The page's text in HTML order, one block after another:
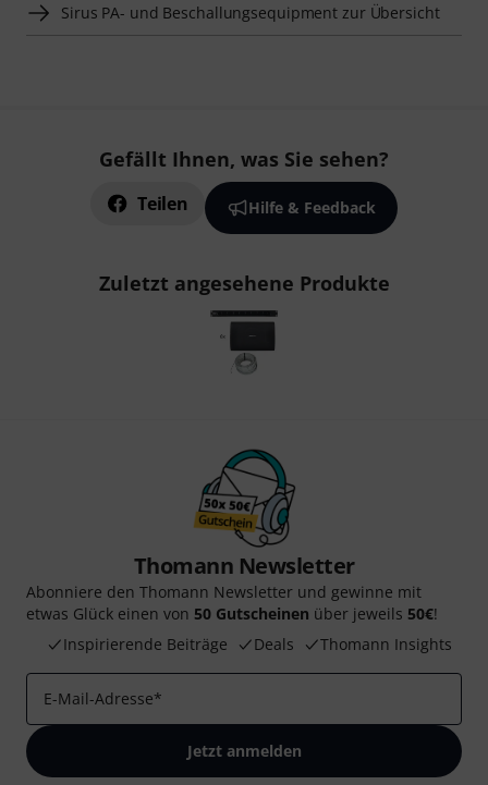
Sirus PA- und Beschallungsequipment zur Übersicht
Gefällt Ihnen, was Sie sehen?
Teilen Hilfe & Feedback
Zuletzt angesehene Produkte
Thomann Newsletter
Abonniere den Thomann Newsletter und gewinne mit
etwas Glück einen von 50 Gutscheinen über jeweils 50€!
Inspirierende Beiträge
Deals Thomann Insights
E-Mail-Adresse*
Jetzt anmelden